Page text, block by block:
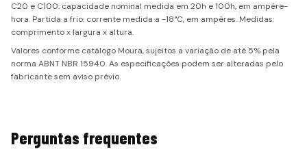
C20 e C100: capacidade nominal medida em 20h e 100h, em ampère-
hora. Partida a frio: corrente medida a -18°C, em ampères. Medidas:
comprimento x largura x altura.
Valores conforme catálogo Moura, sujeitos a variação de até 5% pela
norma ABNT NBR 15940. As especificações podem ser alteradas pelo
fabricante sem aviso prévio.
Perguntas frequentes